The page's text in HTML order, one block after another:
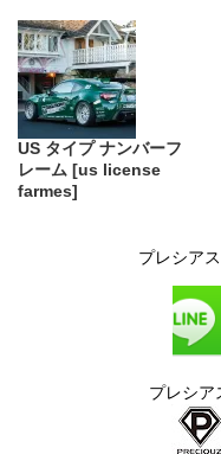
US タイプ ナンバーフ
レーム [us license
farmes]
プレシア
プレシア